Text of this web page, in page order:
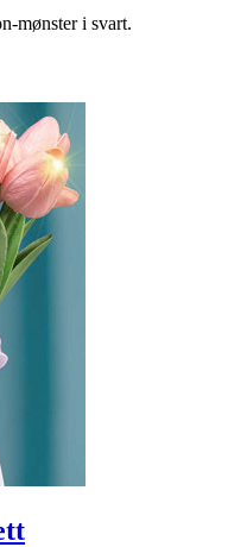
mønster i svart.